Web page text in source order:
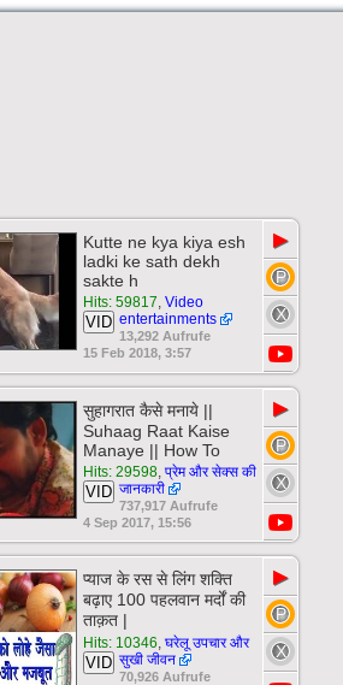
Kutte ne kya kiya esh
ladki ke sath dekh
sakte h
Hits: 59817, Video
entertainments
VID
13,292 Aufrufe
15 Feb 2018, 3:57
▶
सुहागरात कैसे मनाये ||
Suhaag Raat Kaise
Manaye || How To
Hits: 29598, प्रेम और सेक्स की
जानकारी
VID
737,917 Aufrufe
4 Sep 2017, 15:56
▶
प्याज के रस से लिंग शक्ति
बढ़ाए 100 पहलवान मर्दों की
ताक़त |
Hits: 10346, घरेलू उपचार और
सुखी जीवन
VID
70,926 Aufrufe
▶